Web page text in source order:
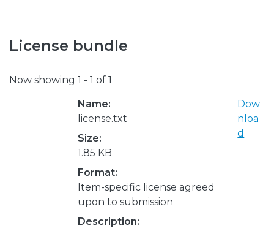
License bundle
Now showing 1 - 1 of 1
Name:
license.txt
Size:
1.85 KB
Format:
Item-specific license agreed
upon to submission
Description:
Dow
nloa
d